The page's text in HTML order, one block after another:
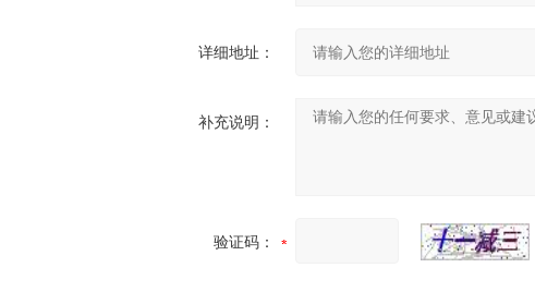
详细地址：
补充说明：
验证码：